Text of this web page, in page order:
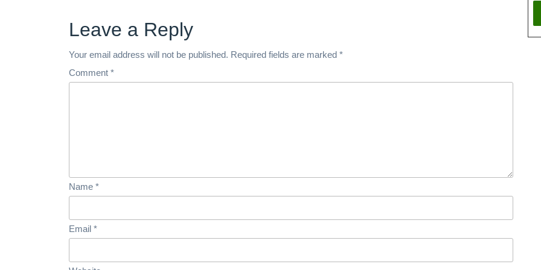
Leave a Reply
Your email address will not be published. Required fields are marked *
Comment *
Name *
Email *